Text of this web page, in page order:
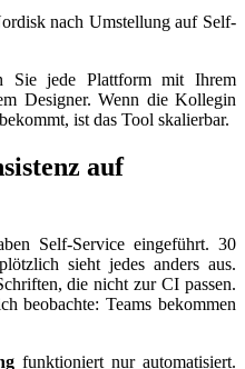
nach Umstellung auf Self-
Sie jede Plattform mit Ihrem
Designer. Wenn die Kollegin
ist das Tool skalierbar.
auf
Self-Service eingeführt. 30
sieht jedes anders aus.
die nicht zur CI passen.
beobachte: Teams bekommen
funktioniert nur automatisiert.